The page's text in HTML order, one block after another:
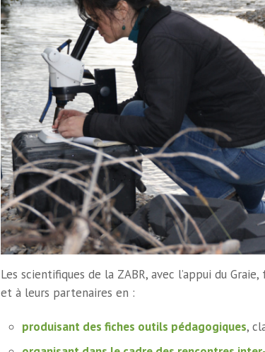
Les scientifiques de la ZABR, avec l’appui du
et à leurs partenaires en :
produisant des fiches outils pédagogiques,